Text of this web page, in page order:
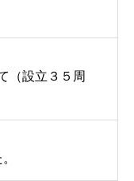
（設立３５周